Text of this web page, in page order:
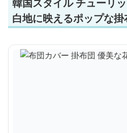
韓国スタイル チューリ
白地に映えるポップな掛